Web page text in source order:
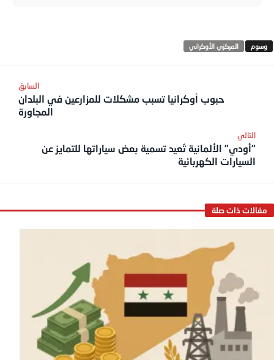
المركزي الأوكراني
حبوب أوكرانيا تسبب مشكلات للمزارعين في البلدان
المجاورة
“أودي” الألمانية تُعيد تسمية بعض سياراتها للتمايز عن
السيارات الكهربائية